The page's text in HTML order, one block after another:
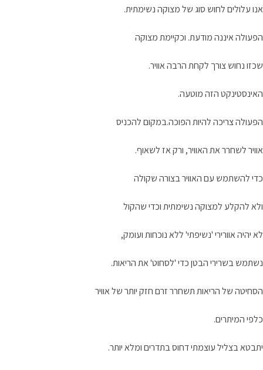
אנו עלולים לחוש סוג של מצוקה נשימתית.
הפעולה איננה מודעת. וכקיימת מצוקה
שכזו נחוש צורך לקחת הרבה אוויר.
האינסטינקט הזה מוטעה.
הפעולה צריכה להיות הפוכה.במקום להכניס
אוויר לשחרר את האוויר, ורק אז לשאוף.
כדי להשתמש עם האוויר בצורה שקולה
ולא להקלע למצוקה נשימתית וכדי שהקול
לא יהיה אוורירי 'נשיפתי' ללא נוכחות ועומק,
נשתמש בשרירי הבטן כדי 'לסחוט' את הריאות.
הסחיטה של הריאות תשחרר זרם חזק יותר של אוויר
כלפי המיתרים.
יתבטא בצליל עוצמתי דחוס בתדרים ומלא יותר.